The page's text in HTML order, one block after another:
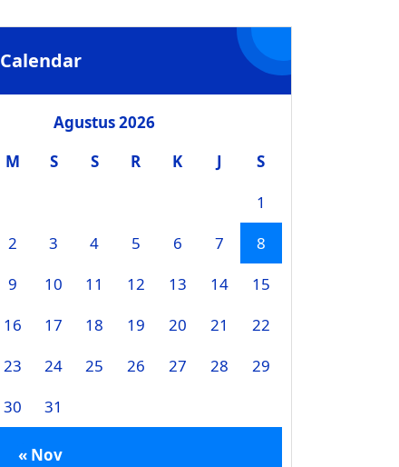
Calendar
Agustus 2026
M
S S R K J
S
1
2
3 4 5 6 7
8
9
10 11 12 13 14
15
16
17 18 19 20 21
22
23
24 25 26 27 28
29
30
31
« Nov